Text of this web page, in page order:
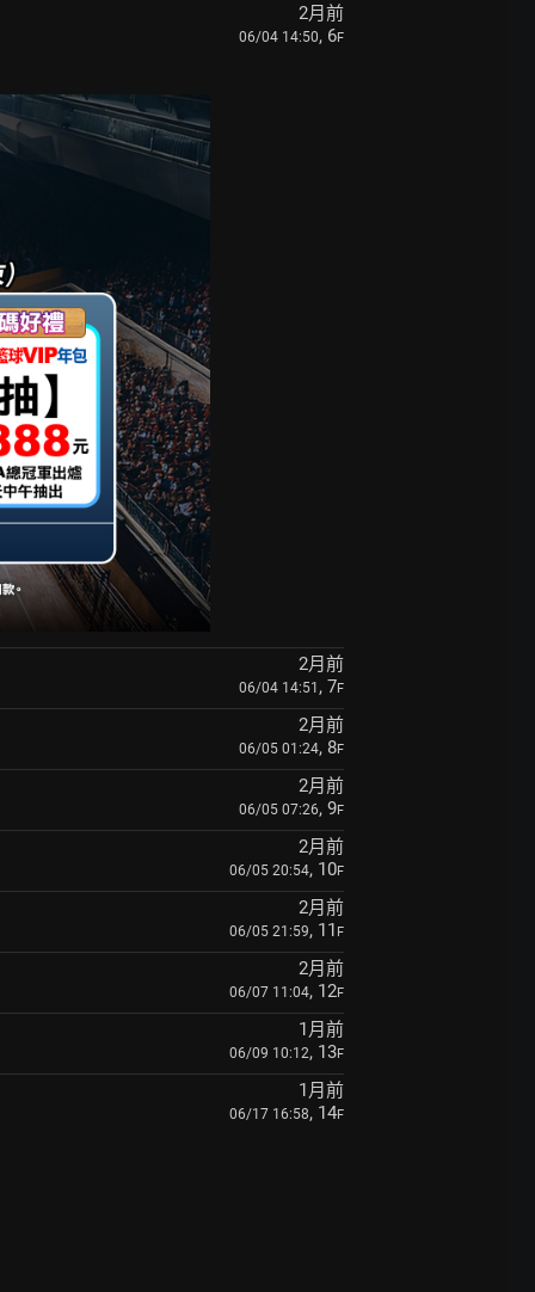
2月前
06/04 14:50, 6F
2月前
06/04 14:51 , 7F
2月前
06/05 01:24, 8F
2月前
06/05 07:26, 9F
2月前
06/05 20:54, 10F
2月前
06/05 21:59, 11 F
2月前
06/07 11:04, 12F
1月前
06/09 10:12, 13F
1月前
06/17 16:58, 14F